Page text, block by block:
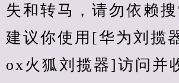
失和转马，请勿依赖搜
建议你使用[华为刘揽
ox火狐刘揽器]访问并